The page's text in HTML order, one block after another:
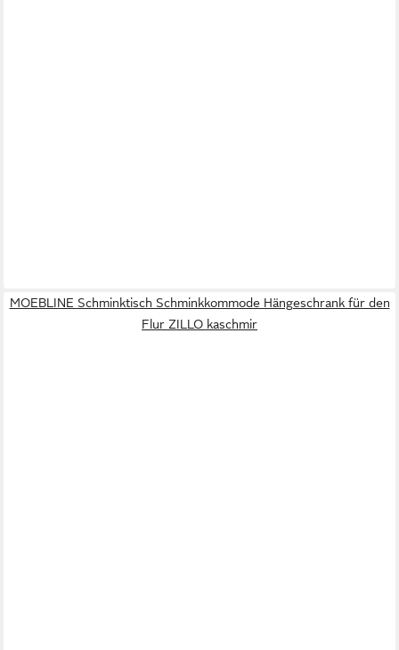
MOEBLINE Schminktisch Schminkkommode Hängeschrank für den
Flur ZILLO kaschmir